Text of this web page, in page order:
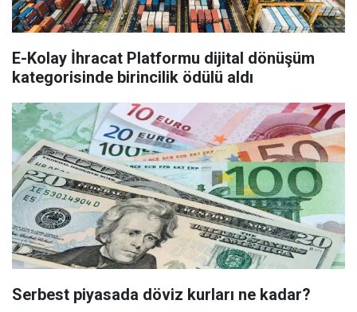
E-Kolay İhracat Platformu dijital dönüşüm
kategorisinde birincilik ödülü aldı
Serbest piyasada döviz kurları ne kadar?